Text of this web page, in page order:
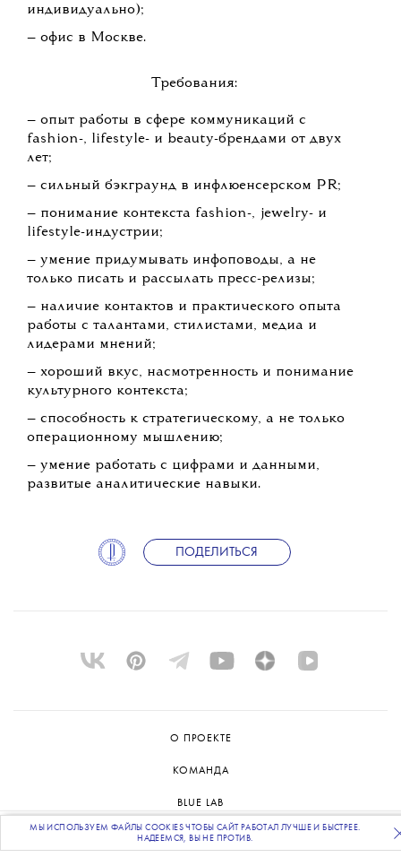
ПОДПИСЫВАЙТЕСЬ
НА НАШУ
ВЕЧЕРНЮЮ РАССЫЛКУ
индивидуально);
— офис в Москве.
Требования:
— опыт работы в сфере коммуникаций с
fashion-, lifestyle- и beauty-брендами от двух
лет;
— сильный бэкграунд в инфлюенсерском PR;
— понимание контекста fashion-, jewelry- и
lifestyle-индустрии;
— умение придумывать инфоповоды, а не
только писать и рассылать пресс-релизы;
— наличие контактов и практического опыта
работы с талантами, стилистами, медиа и
лидерами мнений;
— хороший вкус, насмотренность и понимание
культурного контекста;
— способность к стратегическому, а не только
операционному мышлению;
— умение работать с цифрами и данными,
развитые аналитические навыки.
ПОДЕЛИТЬСЯ
О ПРОЕКТЕ
КОМАНДА
BLUE LAB
КОНТАКТЫ
МЫ ИСПОЛЬЗУЕМ ФАЙЛЫ COOKIES ЧТОБЫ САЙТ РАБОТАЛ ЛУЧШЕ И БЫСТРЕЕ.
НАДЕЕМСЯ, ВЫ НЕ ПРОТИВ.